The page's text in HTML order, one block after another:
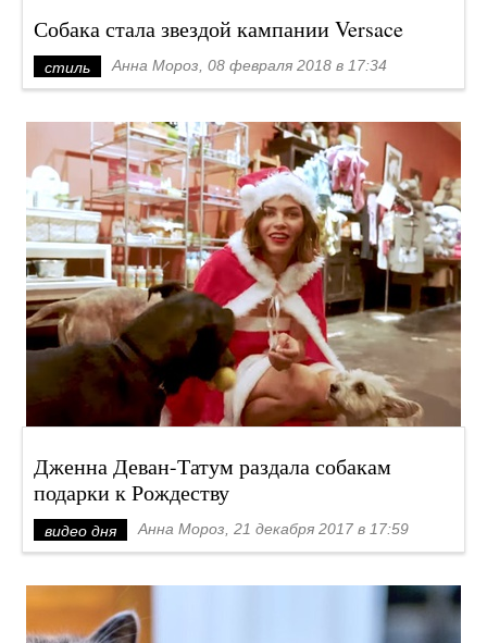
Собака стала звездой кампании Versace
стиль Анна Мороз, 08 февраля 2018 в 17:34
Дженна Деван-Татум раздала собакам
подарки к Рождеству
видео дня Анна Мороз, 21 декабря 2017 в 17:59